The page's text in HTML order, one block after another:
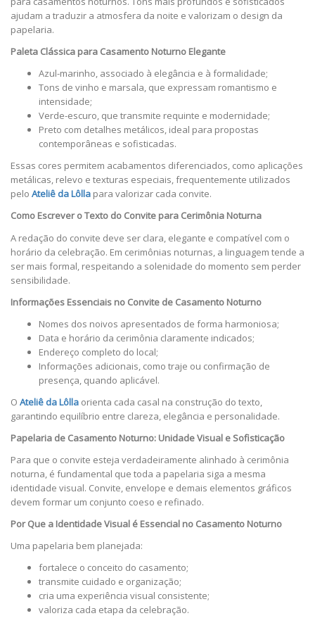
ajudam a traduzir a atmosfera da noite e valorizam o design da
papelaria.
Paleta Clássica para Casamento Noturno Elegante
Azul-marinho, associado à elegância e à formalidade;
Tons de vinho e marsala, que expressam romantismo e
intensidade;
Verde-escuro, que transmite requinte e modernidade;
Preto com detalhes metálicos, ideal para propostas
contemporâneas e sofisticadas.
Essas cores permitem acabamentos diferenciados, como aplicações
metálicas, relevo e texturas especiais, frequentemente utilizados
pelo Ateliê da Lôlla para valorizar cada convite.
Como Escrever o Texto do Convite para Cerimônia Noturna
A redação do convite deve ser clara, elegante e compatível com o
horário da celebração. Em cerimônias noturnas, a linguagem tende a
ser mais formal, respeitando a solenidade do momento sem perder
sensibilidade.
Informações Essenciais no Convite de Casamento Noturno
Nomes dos noivos apresentados de forma harmoniosa;
Data e horário da cerimônia claramente indicados;
Endereço completo do local;
Informações adicionais, como traje ou confirmação de
presença, quando aplicável.
O Ateliê da Lôlla orienta cada casal na construção do texto,
garantindo equilíbrio entre clareza, elegância e personalidade.
Papelaria de Casamento Noturno: Unidade Visual e Sofisticação
Para que o convite esteja verdadeiramente alinhado à cerimônia
noturna, é fundamental que toda a papelaria siga a mesma
identidade visual. Convite, envelope e demais elementos gráficos
devem formar um conjunto coeso e refinado.
Por Que a Identidade Visual é Essencial no Casamento Noturno
Uma papelaria bem planejada:
fortalece o conceito do casamento;
transmite cuidado e organização;
cria uma experiência visual consistente;
valoriza cada etapa da celebração.